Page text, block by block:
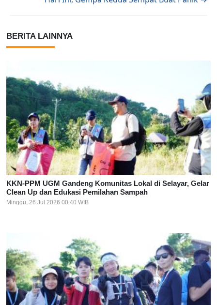
BERITA LAINNYA
KKN-PPM UGM Gandeng Komunitas Lokal di Selayar, Gelar
Clean Up dan Edukasi Pemilahan Sampah
Minggu, 26 Jul 2026 00:40 WIB